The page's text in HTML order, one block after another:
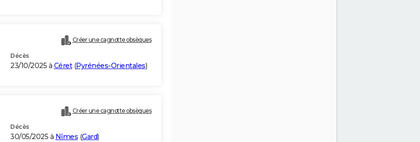
Créer une cagnotte obsèques
Décès
23/10/2025 à Céret(Pyrénées-Orientales)
Créer une cagnotte obsèques
Décès
30/05/2025 à Nîmes (Gard)